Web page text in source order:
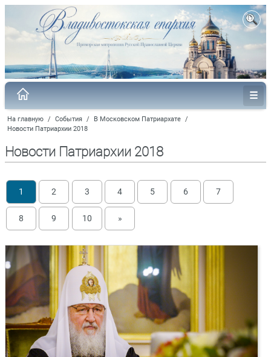
На главную / События / В Московском Патриархате /
Новости Патриархии 2018
Новости Патриархии 2018
1 2 3 4 5 6 7
8 9 10 »